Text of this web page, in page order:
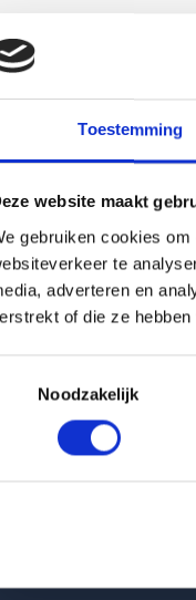
Toestemming
website maakt
gebruiken cookies
te
adverteren en
of die ze
Noodzakelijk
naar een nieuwe